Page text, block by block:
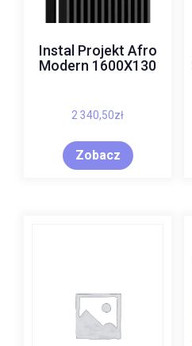
Instal Projekt Afro
Modern 1600X130
2 340,50zł
Zobacz